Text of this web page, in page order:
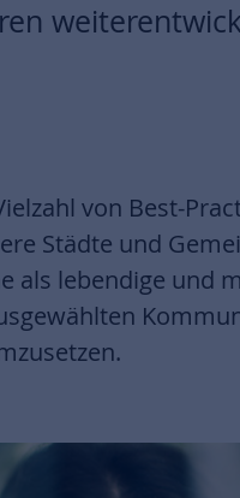
von Best-
Städte und
als lebendige